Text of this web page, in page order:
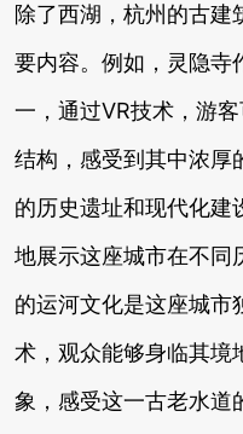
除了西湖，杭州的古建
要内容。例如，灵隐寺
一，通过VR技术，游
结构，感受到其中浓厚
的历史遗址和现代化建
地展示这座城市在不同
的运河文化是这座城市
术，观众能够身临其境
象，感受这一古老水道